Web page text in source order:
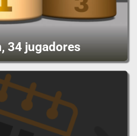
34 jugadores